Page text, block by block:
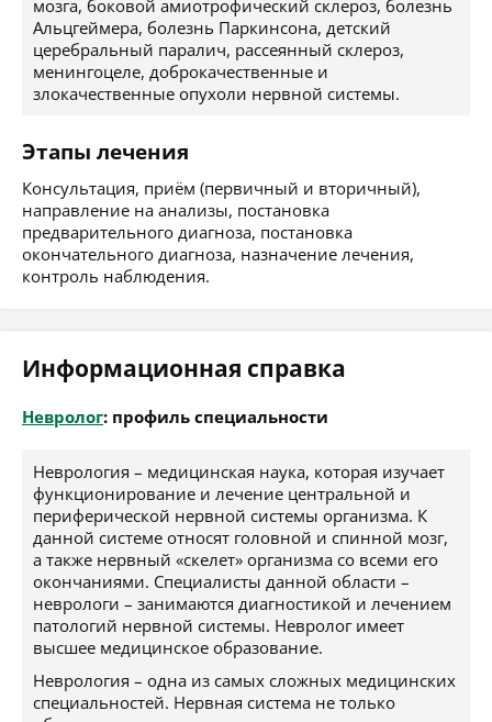
мозга, боковой амиотрофический склероз, болезнь
Альцгеймера, болезнь Паркинсона, детский
церебральный паралич, рассеянный склероз,
менингоцеле, доброкачественные и
злокачественные опухоли нервной системы.
Этапы лечения
Консультация, приём (первичный и вторичный),
направление на анализы, постановка
предварительного диагноза, постановка
окончательного диагноза, назначение лечения,
контроль наблюдения.
Информационная справка
Невролог: профиль специальности
Неврология – медицинская наука, которая изучает
функционирование и лечение центральной и
периферической нервной системы организма. К
данной системе относят головной и спинной мозг,
а также нервный «скелет» организма со всеми его
окончаниями. Специалисты данной области –
неврологи – занимаются диагностикой и лечением
патологий нервной системы. Невролог имеет
высшее медицинское образование.
Неврология – одна из самых сложных медицинских
специальностей. Нервная система не только